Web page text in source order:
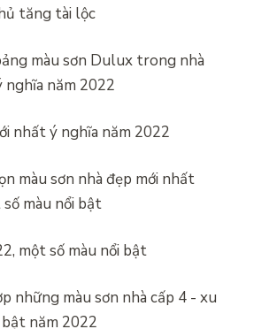
tăng tài lộc
nhất ý nghĩa năm 2022
một số màu nổi bật